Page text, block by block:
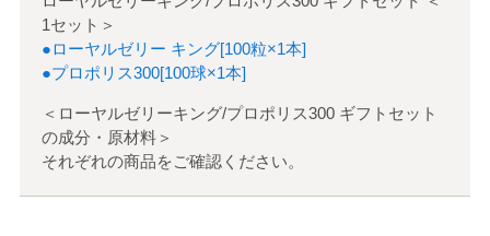
1セット ＞
●ローヤルゼリー キング[100粒×1本]
●プロポリス300[100球×1本]
＜ローヤルゼリーキング/プロポリス300 ギフトセット
の成分・原材料＞
それぞれの商品をご確認ください。